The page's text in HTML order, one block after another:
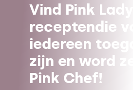
Vind Pink Lady®
receptendie
iedereen
zijn en word
Pink Chef!